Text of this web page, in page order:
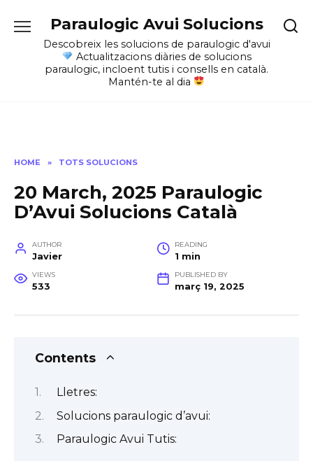
content
Paraulogic Avui Solucions
Descobreix les solucions de paraulogic d'avui
Actualitzacions diàries de solucions
paraulogic, incloent tutis i consells en català.
Mantén-te al dia
HOME » TOTS SOLUCIONS
20 March, 2025 Paraulogic
D’Avui Solucions Català
AUTHOR
Javier
READING
1 min
VIEWS
533
PUBLISHED BY
març 19, 2025
Contents
Lletres:
Solucions paraulogic d’avui:
Paraulogic Avui Tutis: